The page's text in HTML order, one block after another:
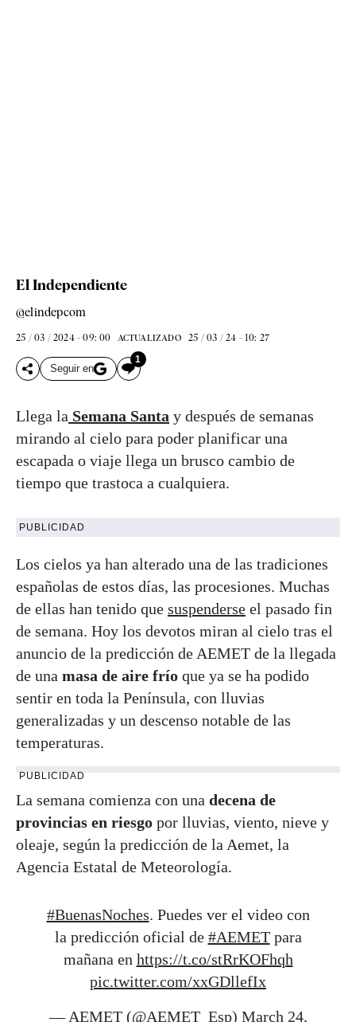
El Independiente
@elindepcom
25 / 03 / 2024 - 09: 00 ACTUALIZADO 25 / 03 / 24 - 10: 27
Seguir en
1
Llega la Semana Santa y después de semanas
mirando al cielo para poder planificar una
escapada o viaje llega un brusco cambio de
tiempo que trastoca a cualquiera.
PUBLICIDAD
Los cielos ya han alterado una de las tradiciones
españolas de estos días, las procesiones. Muchas
de ellas han tenido que suspenderse el pasado fin
de semana. Hoy los devotos miran al cielo tras el
anuncio de la predicción de AEMET de la llegada
de una masa de aire frío que ya se ha podido
sentir en toda la Península, con lluvias
generalizadas y un descenso notable de las
temperaturas.
PUBLICIDAD
La semana comienza con una decena de
provincias en riesgo por lluvias, viento, nieve y
oleaje, según la predicción de la Aemet, la
Agencia Estatal de Meteorología.
#BuenasNoches. Puedes ver el video con
la predicción oficial de #AEMETpara
mañana en https://t.co/stRrKOFhqh
pic.twitter.com/xxGDllefIx
— AEMET (@AEMET_Esp) March 24,